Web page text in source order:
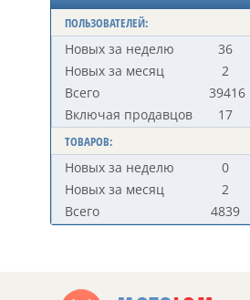
ПОЛЬЗОВАТЕЛЕЙ:
Новых за неделю
36
Новых за месяц
2
Всего
39416
Включая продавцов
17
ТОВАРОВ:
Новых за неделю
0
Новых за месяц
2
Всего
4839